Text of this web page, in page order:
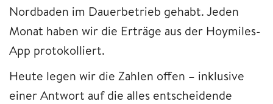
Nordbaden im Dauerbetrieb gehabt. Jeden
Monat haben wir die Erträge aus der Hoymiles-
App protokolliert.
Heute legen wir die Zahlen offen – inklusive
einer Antwort auf die alles entscheidende